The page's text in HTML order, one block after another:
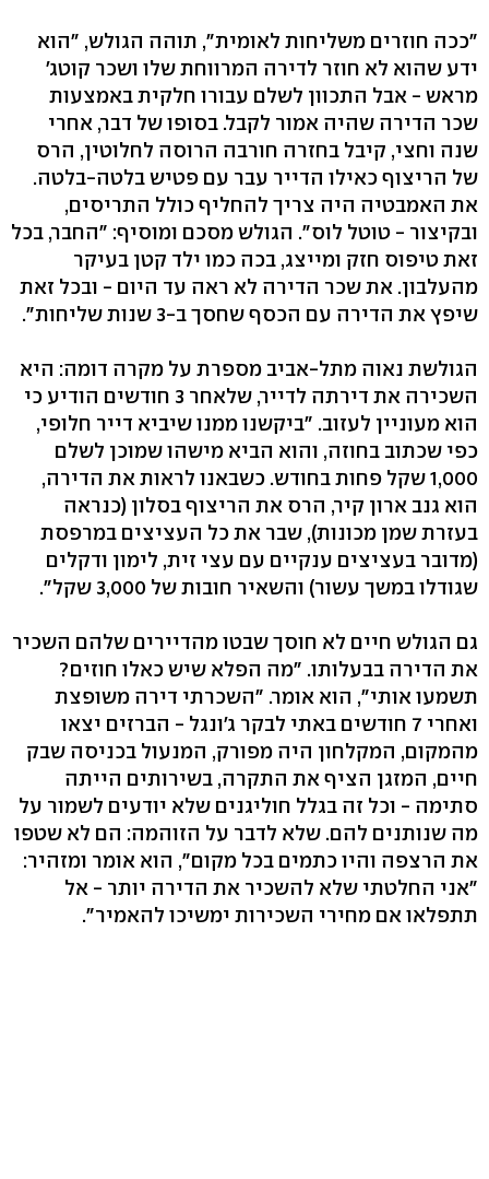
"ככה חוזרים משליחות לאומית", תוהה הגולש, "הוא
ידע שהוא לא חוזר לדירה המרווחת שלו ושכר קוטג'
מראש - אבל התכוון לשלם עבורו חלקית באמצעות
שכר הדירה שהיה אמור לקבל. בסופו של דבר, אחרי
שנה וחצי, קיבל בחזרה חורבה הרוסה לחלוטין, הרס
של הריצוף כאילו הדייר עבר עם פטיש בלטה-בלטה.
את האמבטיה היה צריך להחליף כולל התריסים,
ובקיצור - טוטל לוס". הגולש מסכם ומוסיף: "החבר, בכל
זאת טיפוס חזק ומייצג, בכה כמו ילד קטן בעיקר
מהעלבון. את שכר הדירה לא ראה עד היום - ובכל זאת
שיפץ את הדירה עם הכסף שחסך ב-3 שנות שליחות".
הגולשת נאוה מתל-אביב מספרת על מקרה דומה: היא
השכירה את דירתה לדייר, שלאחר 3 חודשים הודיע כי
הוא מעוניין לעזוב. "ביקשנו ממנו שיביא דייר חלופי,
כפי שכתוב בחוזה, והוא הביא מישהו שמוכן לשלם
1,000 שקל פחות בחודש. כשבאנו לראות את הדירה,
הוא גנב ארון קיר, הרס את הריצוף בסלון (כנראה
בעזרת שמן מכונות), שבר את כל העציצים במרפסת
(מדובר בעציצים ענקיים עם עצי זית, לימון ודקלים
שגודלו במשך עשור) והשאיר חובות של 3,000 שקל".
גם הגולש חיים לא חוסך שבטו מהדיירים שלהם השכיר
את הדירה בבעלותו. "מה הפלא שיש כאלו חוזים?
תשמעו אותי", הוא אומר. "השכרתי דירה משופצת
ואחרי 7 חודשים באתי לבקר ג'ונגל - הברזים יצאו
מהמקום, המקלחון היה מפורק, המנעול בכניסה שבק
חיים, המזגן הציף את התקרה, בשירותים הייתה
סתימה - וכל זה בגלל חוליגנים שלא יודעים לשמור על
מה שנותנים להם. שלא לדבר על הזוהמה: הם לא שטפו
את הרצפה והיו כתמים בכל מקום", הוא אומר ומזהיר:
"אני החלטתי שלא להשכיר את הדירה יותר - אל
תתפלאו אם מחירי השכירות ימשיכו להאמיר".